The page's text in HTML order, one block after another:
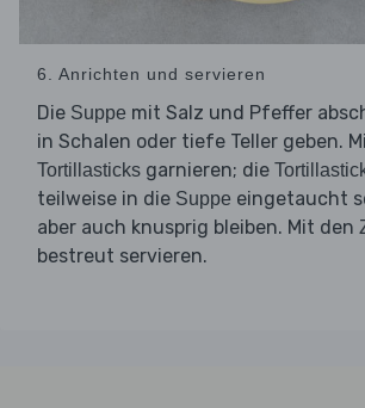
6. Anrichten und servieren
Die Suppe mit Salz und Pfeffer
in Schalen oder tiefe Teller geben.
Tortillasticks garnieren; die
teilweise in die Suppe eingetaucht
aber auch knusprig bleiben. Mit den
bestreut servieren.